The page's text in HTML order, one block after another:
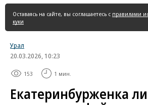
страница
Оставаясь на сайте, вы соглашаетесь с правилами
куки
Урал
20.03.2026, 10:23
153 1 мин.
Екатеринбурженка